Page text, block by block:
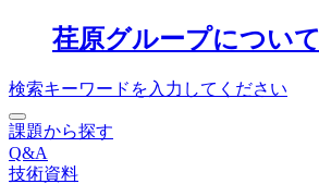
荏原グループについて
検索キーワードを入力してください
課題から探す
Q&A
技術資料